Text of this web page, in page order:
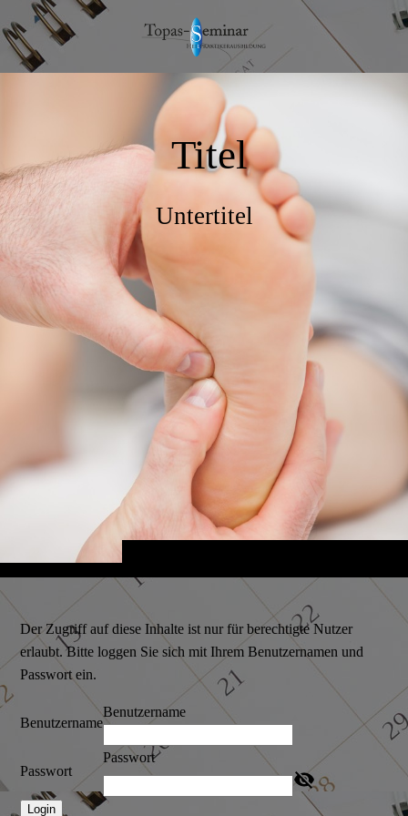
Titel
Untertitel
Der Zugriff auf diese Inhalte ist nur für berechtigte Nutzer
erlaubt. Bitte loggen Sie sich mit Ihrem Benutzernamen und
Passwort ein.
Benutzername
Benutzername
Passwort
Passwort
Login